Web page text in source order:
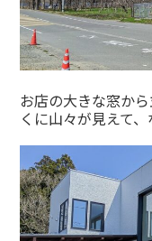
お店の大きな窓か
くに山々が見えて